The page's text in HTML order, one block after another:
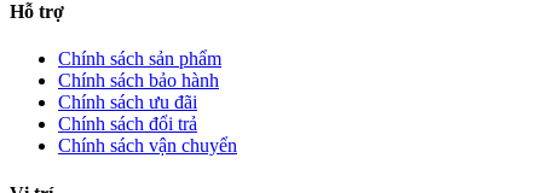
Hỗ trợ
Chính sách sản phẩm
Chính sách bảo hành
Chính sách ưu đãi
Chính sách đổi trả
Chính sách vận chuyển